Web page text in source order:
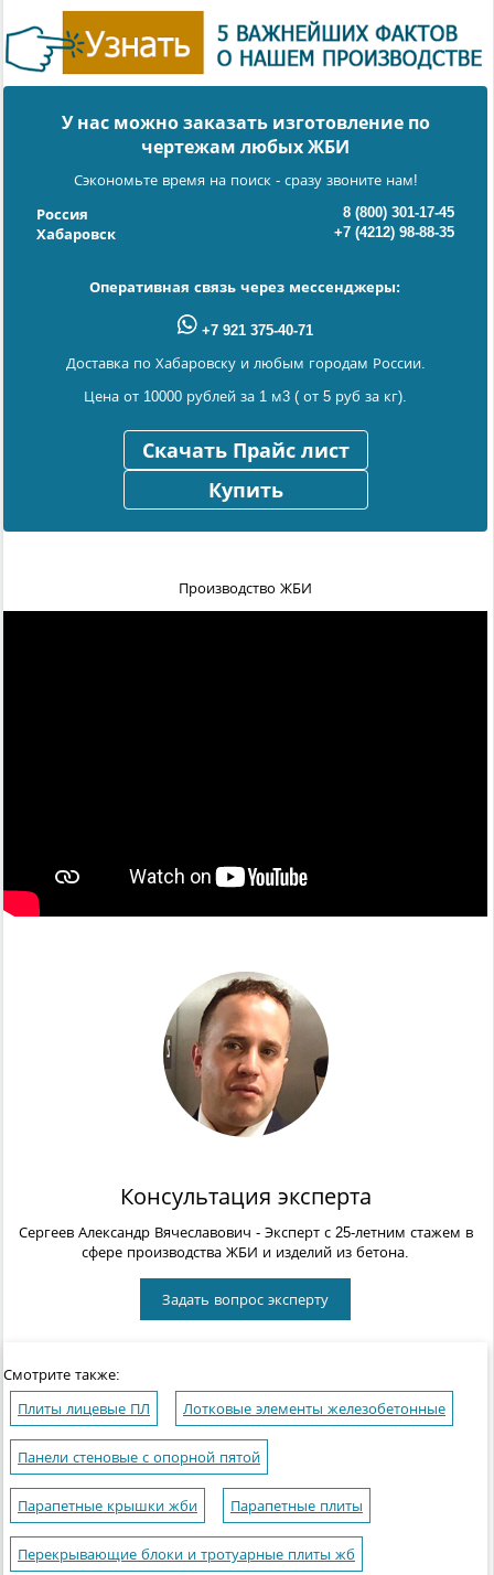
У нас можно заказать изготовление по
чертежам любых ЖБИ
Сэкономьте время на поиск - сразу звоните нам!
Россия
8 (800) 301-17-45
Хабаровск
+7 (4212) 98-88-35
Оперативная связь через мессенджеры:
+7 921 375-40-71
Доставка по Хабаровску и любым городам России.
Цена от 10000 рублей за 1 м3 ( от 5 руб за кг).
Скачать Прайс лист
Купить
Производство ЖБИ
Консультация эксперта
Сергеев Александр Вячеславович - Эксперт с 25-летним стажем в
сфере производства ЖБИ и изделий из бетона.
Задать вопрос эксперту
Смотрите также:
Плиты лицевые ПЛ Лотковые элементы железобетонные
Панели стеновые с опорной пятой
Парапетные крышки жби Парапетные плиты
Перекрывающие блоки и тротуарные плиты жб